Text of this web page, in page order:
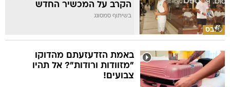
סלבס
הקרב על המכשיר החדש
בשיתוף סמסונג
באמת הזדעזעתם מהדוקו
"מזוודות ורודות"? אל תהיו
צבועים!